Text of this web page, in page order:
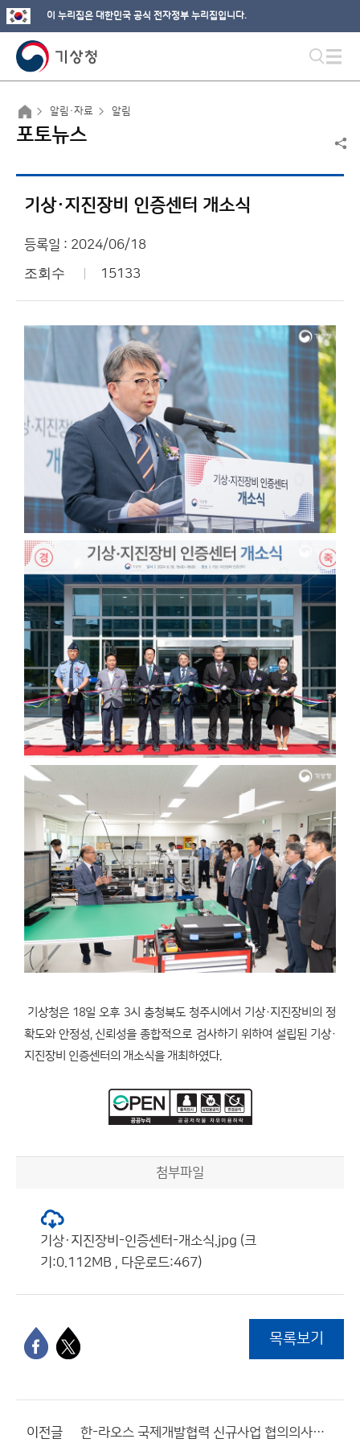
이 누리집은 대한민국 공식 전자정부 누리집입니다.
알림·자료 알림
포토뉴스
기상·지진장비 인증센터 개소식
등록일 : 2024/06/18
조회수 15133
기상청은 18일 오후 3시 충청북도 청주시에서 기상·지진장비의 정
확도와 안정성, 신뢰성을 종합적으로 검사하기 위하여 설립된 기상·
지진장비 인증센터의 개소식을 개최하였다.
첨부파일
기상·지진장비-인증센터-개소식.jpg (크
기:0.112MB , 다운로드:467)
목록보기
이전글 한-라오스 국제개발협력 신규사업 협의의사록 체결